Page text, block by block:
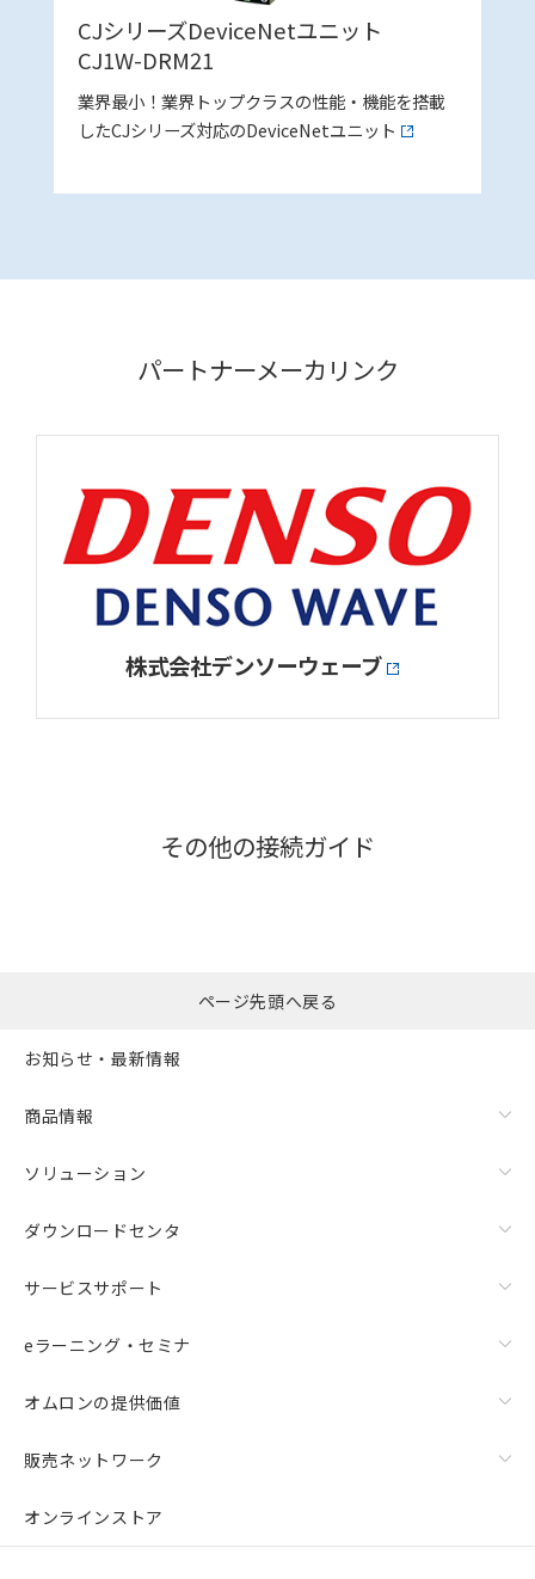
CJシリーズDeviceNetユニット
CJ1W-DRM21
業界最小！業界トップクラスの性能・機能を搭載
したCJシリーズ対応のDeviceNetユニット
パートナーメーカリンク
株式会社デンソーウェーブ
その他の接続ガイド
ページ先頭へ戻る
お知らせ・最新情報
商品情報
ソリューション
ダウンロードセンタ
サービスサポート
eラーニング・セミナ
オムロンの提供価値
販売ネットワーク
オンラインストア